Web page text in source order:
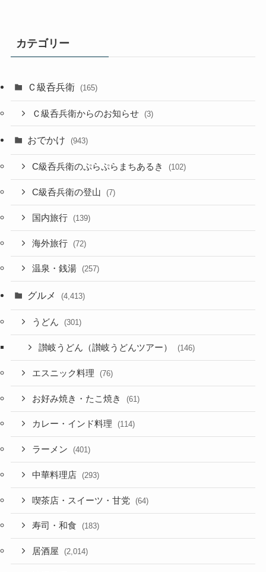
カテゴリー
Ｃ級呑兵衛 (165)
Ｃ級呑兵衛からのお知らせ (3)
おでかけ (943)
C級呑兵衛のぷらぷらまちあるき (102)
C級呑兵衛の登山 (7)
国内旅行 (139)
海外旅行 (72)
温泉・銭湯 (257)
グルメ (4,413)
うどん (301)
讃岐うどん（讃岐うどんツアー） (146)
エスニック料理 (76)
お好み焼き・たこ焼き (61)
カレー・インド料理 (114)
ラーメン (401)
中華料理店 (293)
喫茶店・スイーツ・甘党 (64)
寿司・和食 (183)
居酒屋 (2,014)